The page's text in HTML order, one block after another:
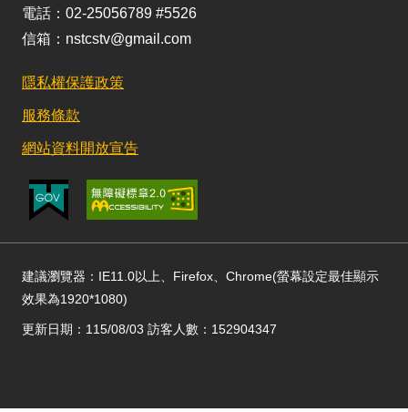
電話：02-25056789 #5526
信箱：nstcstv@gmail.com
隱私權保護政策
服務條款
網站資料開放宣告
建議瀏覽器：IE11.0以上、Firefox、Chrome(螢幕設定最佳顯示
效果為1920*1080)
更新日期：115/08/03 訪客人數：152904347